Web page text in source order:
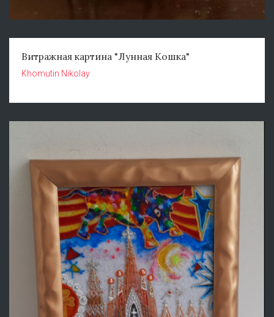
Витражная картина "Лунная Кошка"
Khomutin Nikolay